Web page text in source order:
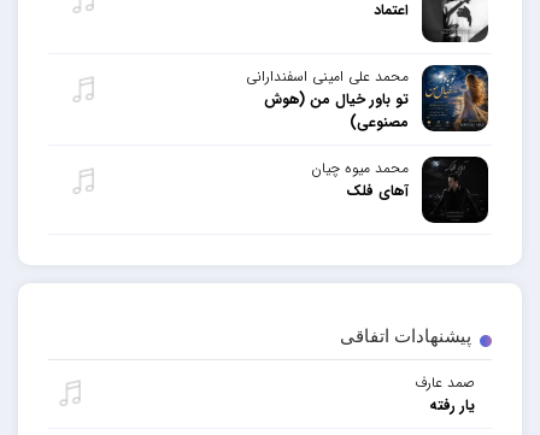
پیشنهادات اتفاقی
صمد عارف
یار رفته
اعتماد
محمد علی امینی اسفندارانی
تو باور خیال من (هوش
مصنوعی)
محمد میوه چیان
آهای فلک